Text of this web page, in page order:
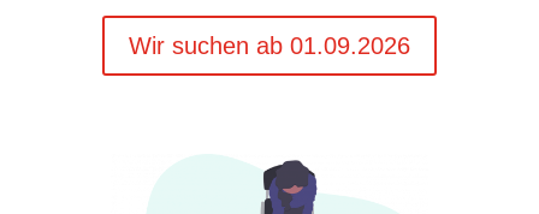
Wir suchen ab 01.09.2026